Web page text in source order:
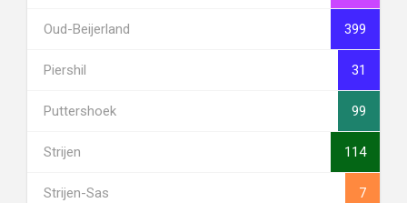
Oud-Beijerland 399
Piershil 31
Puttershoek 99
Strijen 114
Strijen-Sas 7